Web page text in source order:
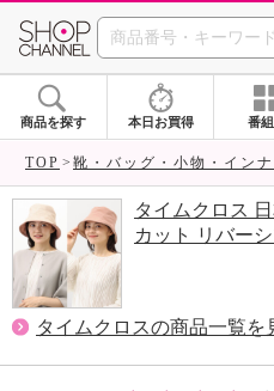
商品を探す 本日お買得 番
TOP 靴・バッグ・小物・インナ
タイムクロス
カット リバー
タイムクロスの商品一覧を